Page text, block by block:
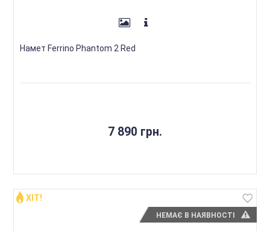
Намет Ferrino Phantom 2 Red
7 890 грн.
НЕМАЄ В НАЯВНОСТІ
ХІТ!